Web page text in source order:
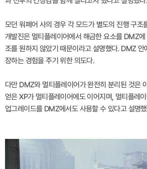
모던 워페어 사의 경우 각 모드가 별도의 진행 구조
개발진은 멀티플레이어에서 해금한 요소를 DMZ
조를 원하지 않았기 때문이라고 설명했다. DMZ 안
장하는 경험을 주기 위한 의도다.
다만 DMZ와 멀티플레이어가 완전히 분리된 것은
얻은 XP가 멀티플레이어에도 이어지며, 멀티플레
업그레이드를 DMZ에서도 사용할 수 있다고 설명